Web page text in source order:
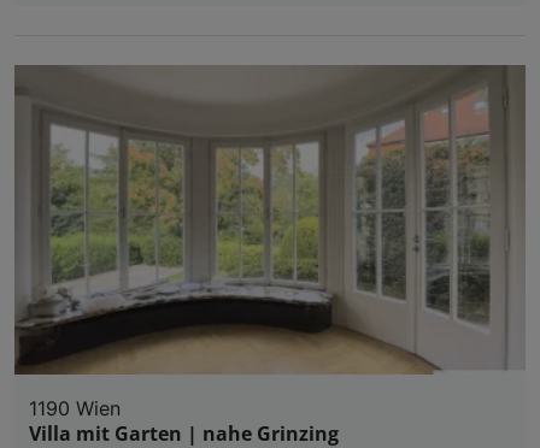
1190 Wien
Villa mit Garten | nahe Grinzing